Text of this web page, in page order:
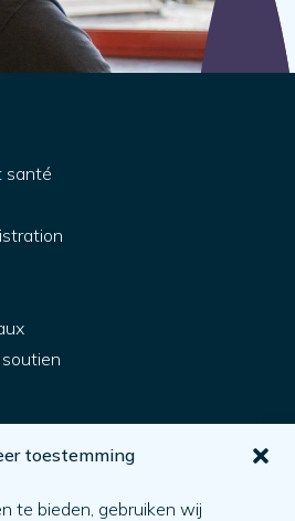
toestemming
te bieden, gebruiken wij
santé